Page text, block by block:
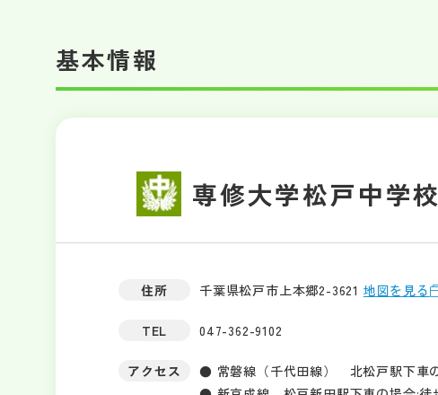
基本情報
専修大学松戸中学校
住所 千葉県松戸市上本郷2-3621 地図を見る
TEL 047-362-9102
アクセス
● 常磐線（千代田線） 北松戸駅下車